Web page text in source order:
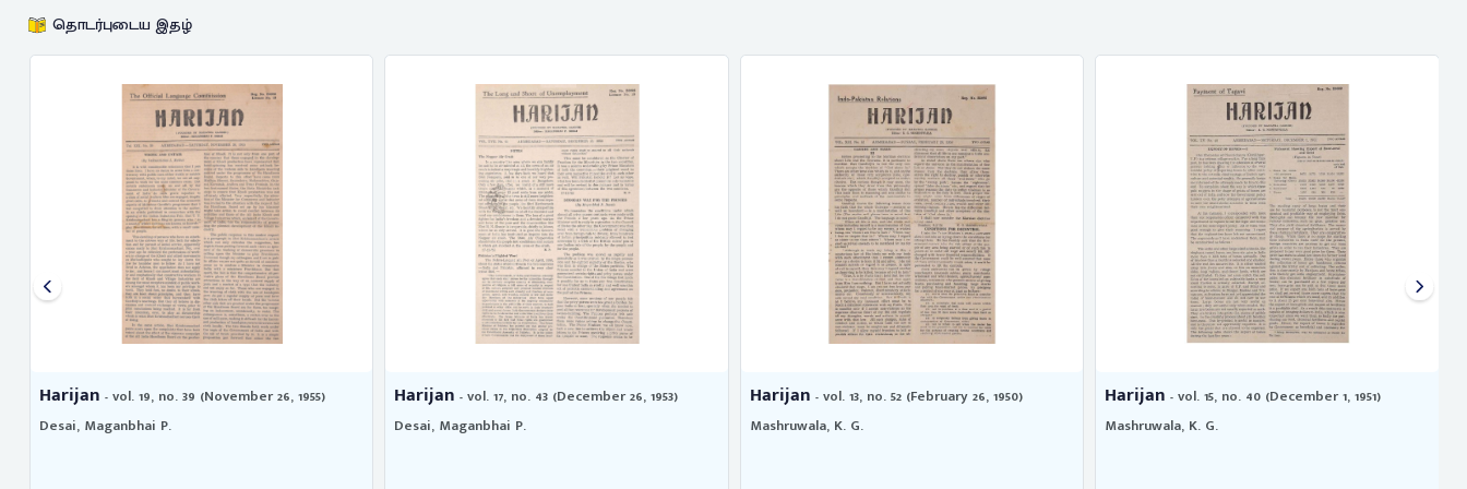
தொடர்புடைய இதழ்
Harijan - vol. 19, no. 39 (November 26, 1955)
Desai, Maganbhai P.
Harijan - vol. 17, no. 43 (December 26, 1953)
Desai, Maganbhai P.
Harijan - vol. 13, no. 52 (February 26, 1950)
Mashruwala, K. G.
Harijan - vol. 15, no. 40 (December 1, 1951)
Mashruwala, K. G.